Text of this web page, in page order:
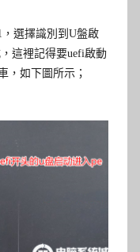
選擇識別到 U盤啟
這裡記得要uefi啟動
，如下圖所示；